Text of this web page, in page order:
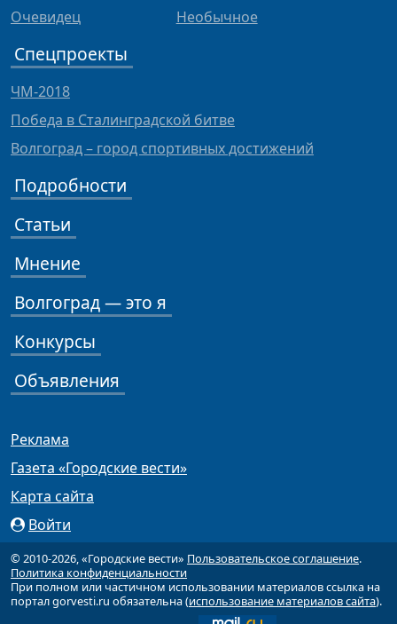
Очевидец
Необычное
Спецпроекты
ЧМ-2018
Победа в Сталинградской битве
Волгоград – город спортивных достижений
Подробности
Статьи
Мнение
Волгоград — это я
Конкурсы
Объявления
Реклама
Газета «Городские вести»
Карта сайта
Войти
© 2010-2026, «Городские вести» Пользовательское соглашение.
Политика конфиденциальности
При полном или частичном использовании материалов ссылка на
портал gorvesti.ru обязательна (использование материалов сайта).